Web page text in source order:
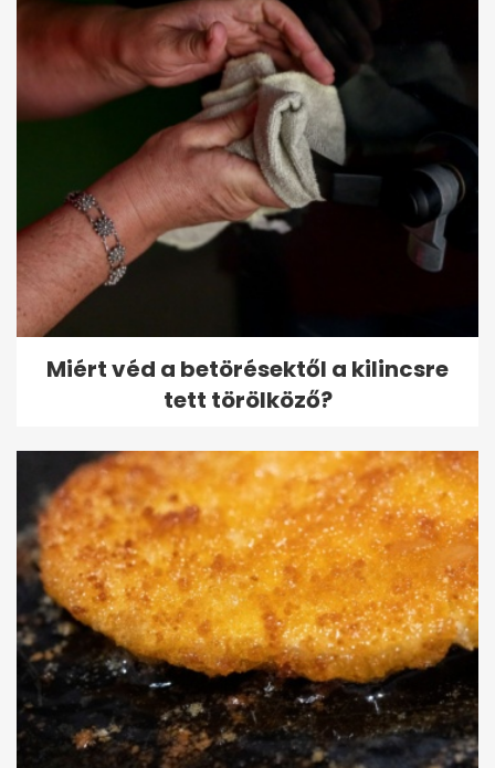
Miért véd a betörésektől a kilincsre
tett törölköző?